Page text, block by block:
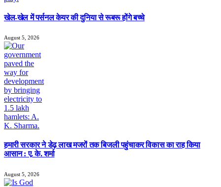
खेल-खेल में पर्सनल केयर की दुनिया से रूबरू होंगे बच्चे
August 5, 2026
हमारी सरकार ने डेढ़ लाख मजरों तक बिजली पहुंचाकर विकास का राह किया
आसान : ए. के. शर्मा
August 5, 2026